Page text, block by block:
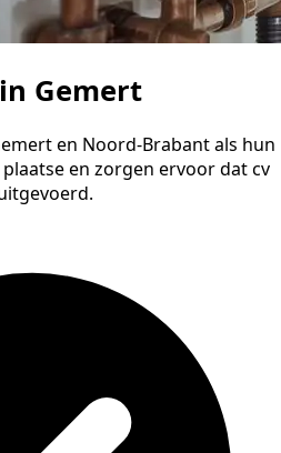
Gemert
en Noord-Brabant als hun
en zorgen ervoor dat cv